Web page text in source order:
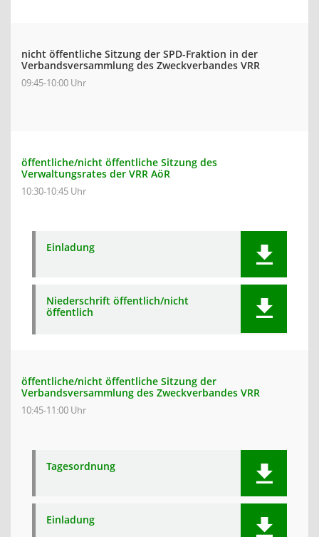
nicht öffentliche Sitzung der SPD-Fraktion in der
Verbandsversammlung des Zweckverbandes VRR
09:45-10:00 Uhr
öffentliche/nicht öffentliche Sitzung des
Verwaltungsrates der VRR AöR
10:30-10:45 Uhr
Einladung
Niederschrift öffentlich/nicht
öffentlich
öffentliche/nicht öffentliche Sitzung der
Verbandsversammlung des Zweckverbandes VRR
10:45-11:00 Uhr
Tagesordnung
Einladung